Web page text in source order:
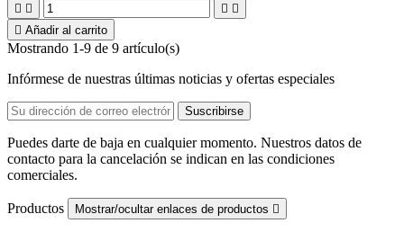
   
 Añadir al carrito
Mostrando 1-9 de 9 artículo(s)
Infórmese de nuestras últimas noticias y ofertas especiales
Puedes darte de baja en cualquier momento. Nuestros datos de
contacto para la cancelación se indican en las condiciones
comerciales.
Productos Mostrar/ocultar enlaces de productos 